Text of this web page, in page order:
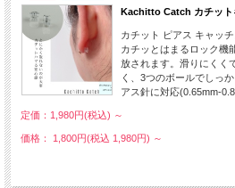
Kachitto Catch カチット
カチット ピアス キャッ
カチッとはまるロック機
放されます。滑りにくく
く、3つのボールでしっ
アス針に対応(0.65mm-
定価：1,980円(税込) ～
価格： 1,800円(税込 1,980円) ～